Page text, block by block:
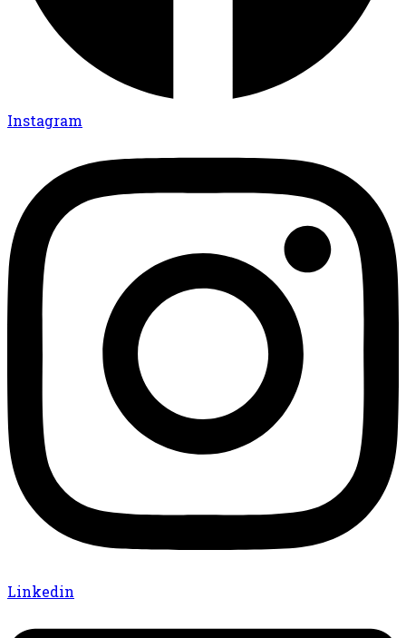
Instagram
Linkedin